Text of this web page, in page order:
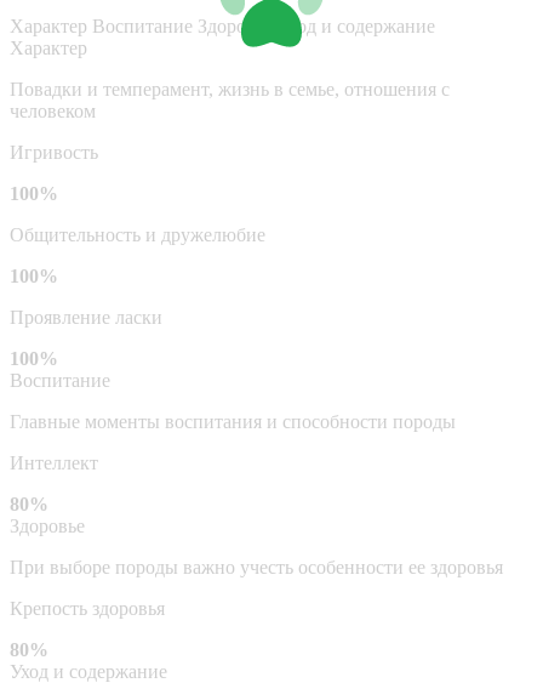
Характер Воспитание Здоровье
Уход и содержание
Характер
Повадки и темперамент, жизнь в семье, отношения с
человеком
Игривость
100%
Общительность и дружелюбие
100%
Проявление ласки
100%
Воспитание
Главные моменты воспитания и способности породы
Интеллект
80%
Здоровье
При выборе породы важно учесть особенности ее здоровья
Крепость здоровья
80%
Уход и содержание